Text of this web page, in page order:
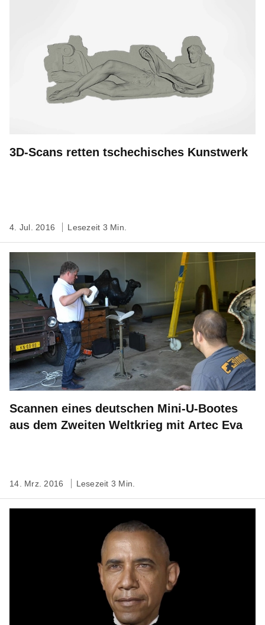
3D-Scans retten tschechisches Kunstwerk
4. Jul. 2016 Lesezeit 3 Min.
Scannen eines deutschen Mini-U-Bootes
aus dem Zweiten Weltkrieg mit Artec Eva
14. Mrz. 2016 Lesezeit 3 Min.